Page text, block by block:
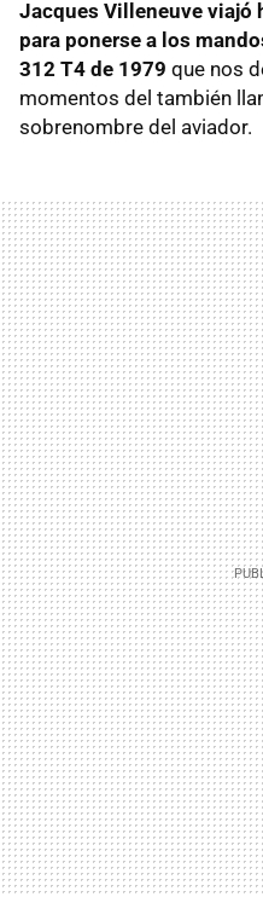
Jacques Villeneuve viajó
para ponerse a los
312 T4 de 1979 que nos
momentos del también
sobrenombre del aviador.